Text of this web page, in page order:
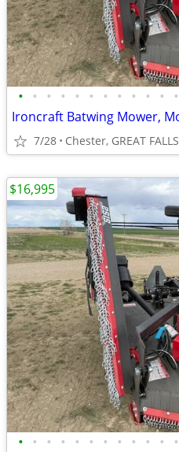
• • • • • • • • • • • •
7/28 Chester, GREAT FALLS
• • • • • • • • • • • •
$16,995